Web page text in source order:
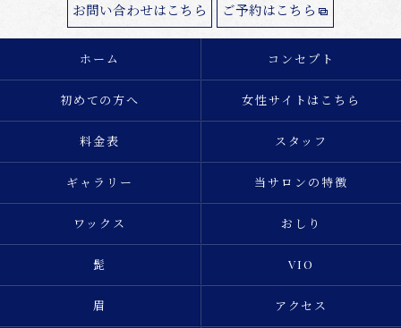
お問い合わせはこちら ご予約はこちら
ホーム コンセプト
初めての方へ 女性サイトはこちら
料金表 スタッフ
ギャラリー 当サロンの特徴
ワックス おしり
髭 VIO
眉 アクセス